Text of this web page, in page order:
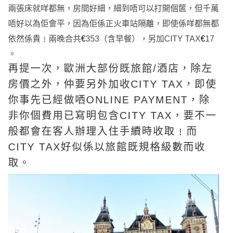
兩張床就咩都無，房間好細，細到唔可以打開個篋，但千萬
唔好以為佢會平，因為佢係正火車站隔離，即使係咩都無都
依然係貴﹗兩晚合共€353（含早餐），另加CITY TAX€17
。
再提一次，歐洲大部份既旅館/酒店，除左
房價之外，仲要另外加收CITY TAX，即使
你事先已經做哂ONLINE PAYMENT，除
非你個費用已寫明包含CITY TAX，要不一
般都會在客人辦理入住手續時收取﹗而
CITY TAX好似係以旅館既規格級數而收
取。